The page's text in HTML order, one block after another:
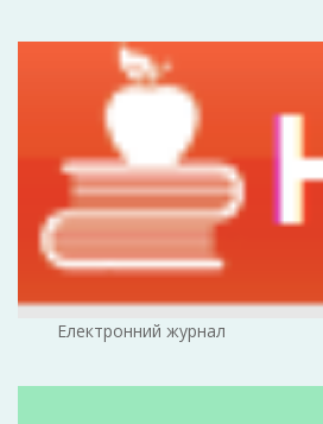
Електронний журнал